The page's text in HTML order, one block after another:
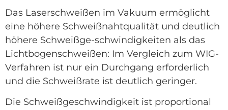
Das Laserschweißen im Vakuum ermöglicht
eine höhere Schweißnahtqualität und deutlich
höhere Schweißge-schwindigkeiten als das
Lichtbogenschweißen: Im Vergleich zum WIG-
Verfahren ist nur ein Durchgang erforderlich
und die Schweißrate ist deutlich geringer.
Die Schweißgeschwindigkeit ist proportional